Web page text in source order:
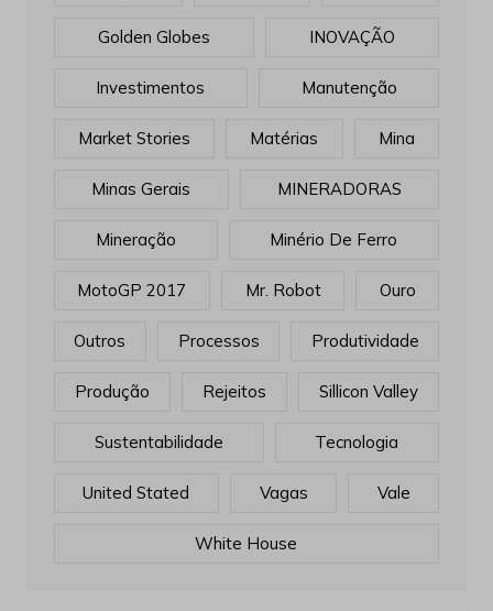
Golden Globes INOVAÇÃO
Investimentos Manutenção
Market Stories Matérias Mina
Minas Gerais MINERADORAS
Mineração Minério De Ferro
MotoGP 2017 Mr. Robot Ouro
Outros Processos Produtividade
Produção Rejeitos Sillicon Valley
Sustentabilidade Tecnologia
United Stated Vagas Vale
White House